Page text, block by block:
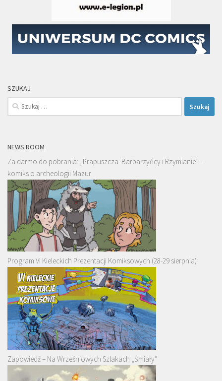
SZUKAJ
Szukaj:
NEWS ROOM
Za darmo do pobrania: „Prapuszcza. Barbarzyńcy i Rzymianie” –
komiks o archeologii Mazur
Program VI Kieleckich Prezentacji Komiksowych (28-29 sierpnia)
Zapowiedź – Na Wrześniowych Szlakach „Śmiały”